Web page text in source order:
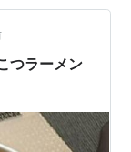
食品と、賢い
わかること
一…
つラーメン